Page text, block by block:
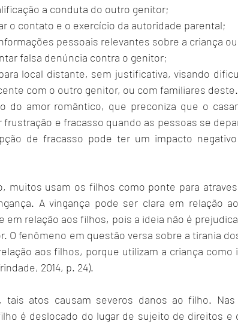
a conduta do outro genitor;
o contato e o exercício da autoridade parental;
pessoais relevantes sobre a criança
falsa denúncia contra o genitor;
local distante, sem justificativa, visando
com o outro genitor, ou com familiares deste.
do amor romântico, que preconiza que o
frustração e fracasso quando as pessoas se
de fracasso pode ter um impacto
muitos usam os filhos como ponte para
A vingança pode ser clara em relação
em relação aos filhos, pois a ideia não é
O fenômeno em questão versa sobre a tirania
aos filhos, porque utilizam a criança como
2014, p. 24).
tais atos causam severos danos ao filho.
é deslocado do lugar de sujeito de direitos